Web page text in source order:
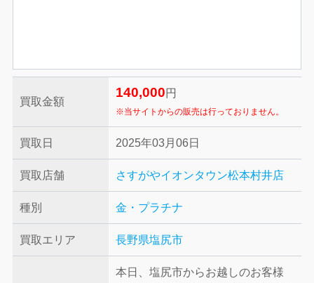
買取金額
140,000 円
※当サイトからの販売は行っておりません。
買取日 2025年03月06日
買取店舗 さすがやイオンタウン松本村井店
種別 金・プラチナ
買取エリア 長野県塩尻市
本日、塩尻市からお越しのお客様